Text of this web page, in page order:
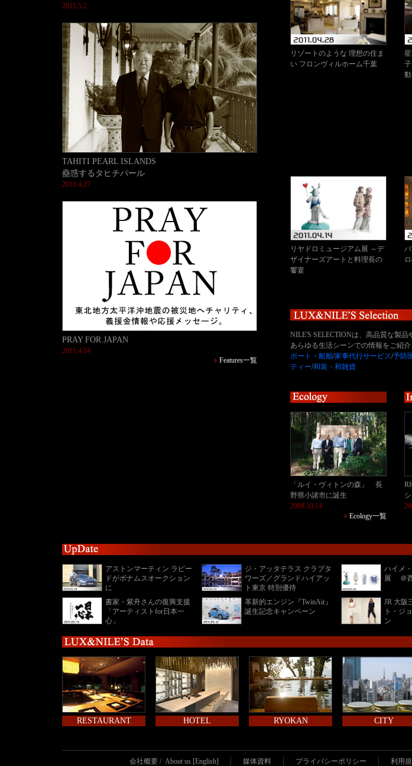
2011.5.2
TAHITI PEARL ISLANDS
蠱惑するタヒチパール
2011.4.27
PRAY FOR JAPAN
2011.4.14
Features一覧
リゾートのような 理想の住ま
い フロンヴィルホーム千葉
動
リヤドロミュージアム展 ～デ
ザイナーズアートと料理長の
饗宴
NILE'S SELECTIONは、高品質な製
あらゆる生活シーンでの情報をご紹介
ボート・船舶/家事代行サービス/予防
ティー/和装・和雑貨
「ルイ・ヴィトンの森」 長
野県小諸市に誕生
2009.10.14
Ecology一覧
アストンマーティン ラピー
ドがボナムスオークション
に
ジ・アッタテラス クラブタ
ワーズ／グランドハイアッ
ト東京 特別優待
ハイメ
展 ＠
書家・紫舟さんの復興支援
「アーティストfor日本一
心」
革新的エンジン『TwinAir』
誕生記念キャンペーン
JR 大阪
ト・ジ
ン
RESTAURANT HOTEL RYOKAN CITY
会社概要 / About us [English] 媒体資料 プライバシーポリシー 利用